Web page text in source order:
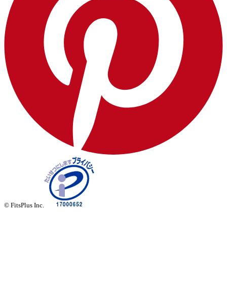
© FitsPlus Inc.